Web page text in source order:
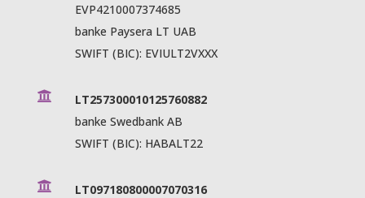
EVP4210007374685
banke Paysera LT UAB
SWIFT (BIC): EVIULT2VXXX

LT257300010125760882
banke Swedbank AB
SWIFT (BIC): HABALT22

LT097180800007070316